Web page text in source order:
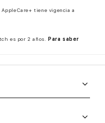
tiene vigencia a
es por 2 años. Para saber